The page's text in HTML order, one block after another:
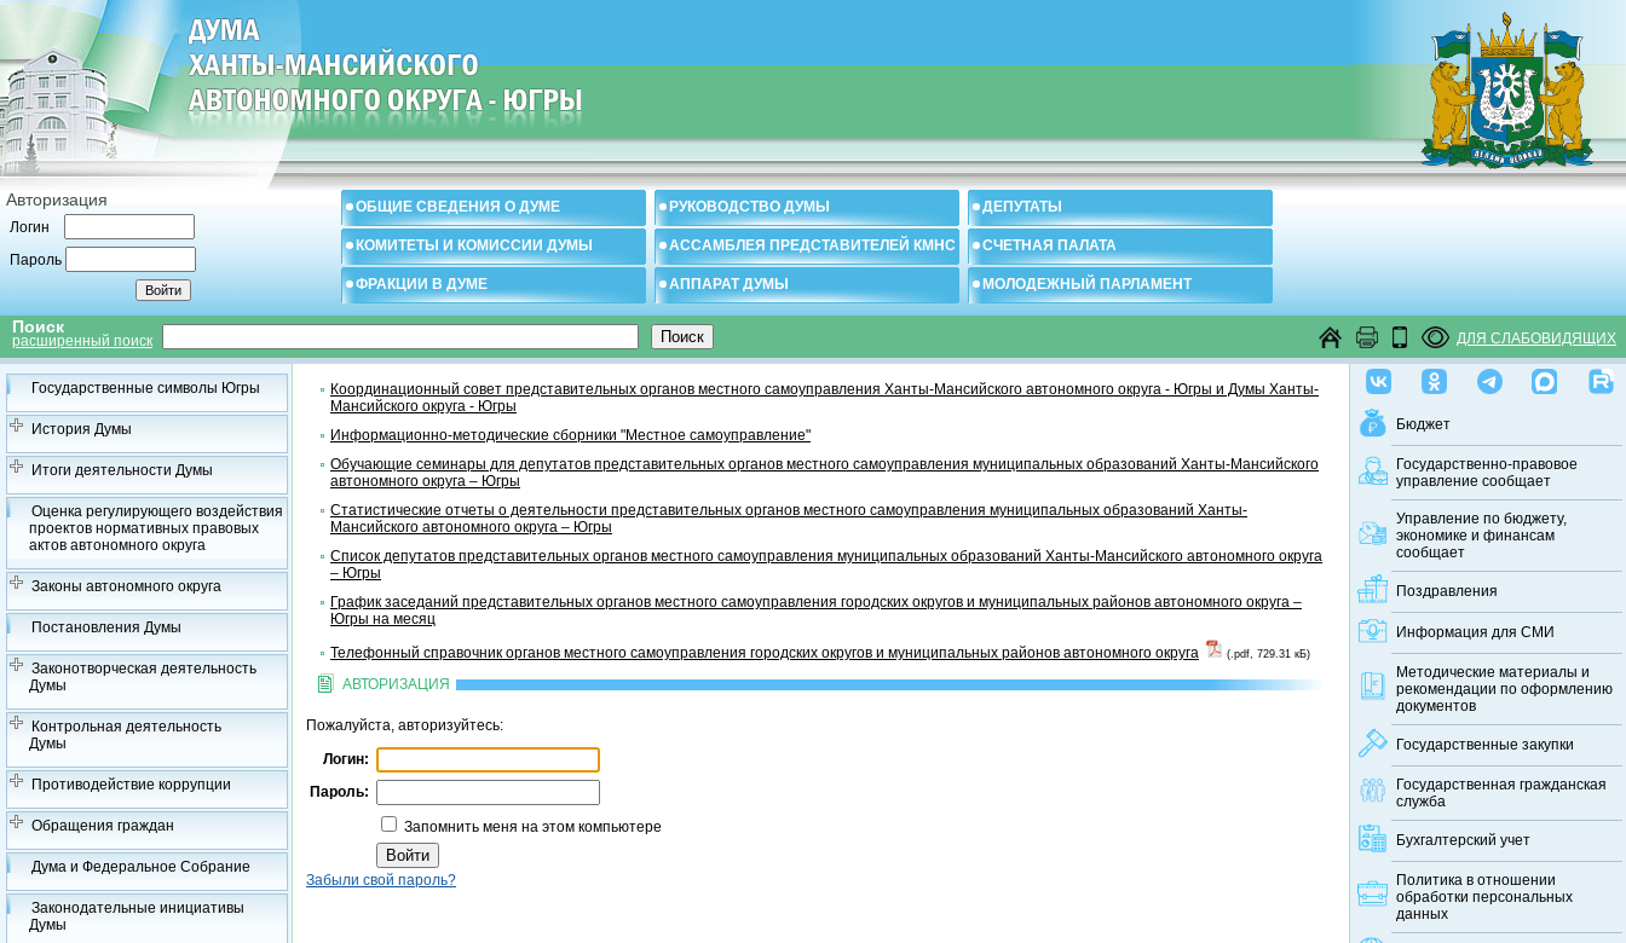
Авторизация
Логин
Пароль
ОБЩИЕ СВЕДЕНИЯ О ДУМЕ РУКОВОДСТВО ДУМЫ ДЕПУТАТЫ
КОМИТЕТЫ И КОМИССИИ ДУМЫ АССАМБЛЕЯ ПРЕДСТАВИТЕЛЕЙ КМНС СЧЕТНАЯ ПАЛАТА
ФРАКЦИИ В ДУМЕ АППАРАТ ДУМЫ МОЛОДЕЖНЫЙ ПАРЛАМЕНТ
Поиск
расширенный поиск ДЛЯ СЛАБОВИДЯЩИХ
Государственные символы Югры
История Думы
Итоги деятельности Думы
Оценка регулирующего воздействия
проектов нормативных правовых
актов автономного округа
Законы автономного округа
Постановления Думы
Законотворческая деятельность
Думы
Контрольная деятельность
Думы
Противодействие коррупции
Обращения граждан
Дума и Федеральное Собрание
Законодательные инициативы
Думы
Бюджет
Государственно-правовое
управление сообщает
Управление по бюджету,
экономике и финансам
сообщает
Поздравления
Информация для СМИ
Методические материалы и
рекомендации по оформлению
документов
Государственные закупки
Государственная гражданская
служба
Бухгалтерский учет
Политика в отношении
обработки персональных
данных
Координационный совет представительных органов местного самоуправления Ханты-Мансийского автономного округа - Югры и Думы Ханты-
Мансийского округа - Югры
Информационно-методические сборники "Местное самоуправление"
Обучающие семинары для депутатов представительных органов местного самоуправления муниципальных образований Ханты-Мансийского
автономного округа – Югры
Статистические отчеты о деятельности представительных органов местного самоуправления муниципальных образований Ханты-
Мансийского автономного округа – Югры
Список депутатов представительных органов местного самоуправления муниципальных образований Ханты-Мансийского автономного округа
– Югры
График заседаний представительных органов местного самоуправления городских округов и муниципальных районов автономного округа –
Югры на месяц
Телефонный справочник органов местного самоуправления городских округов и муниципальных районов автономного округа
(.pdf, 729.31 кБ)
АВТОРИЗАЦИЯ
Пожалуйста, авторизуйтесь:
Логин:
Пароль:
Запомнить меня на этом компьютере
Забыли свой пароль?